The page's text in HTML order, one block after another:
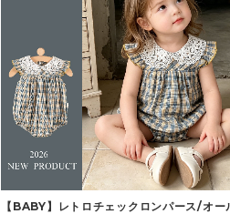
【BABY】レトロチェックロンパース/オー